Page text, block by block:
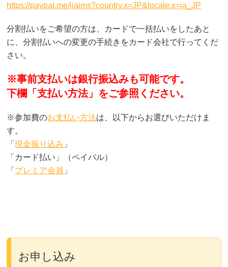
https://paypal.me/jiaims?country.x=JP&locale.x=ja_JP
分割払いをご希望の方は、カードで一括払いをしたあと
に、分割払いへの変更の手続きをカード会社で行ってくだ
さい。
※事前支払いは銀行振込みも可能です。
下欄「支払い方法」をご参照ください。
※参加費のお支払い方法は、以下からお選びいただけま
す。
「現金振り込み 」
「カード払い」（ペイパル）
「 プレミア会員 」
お申し込み